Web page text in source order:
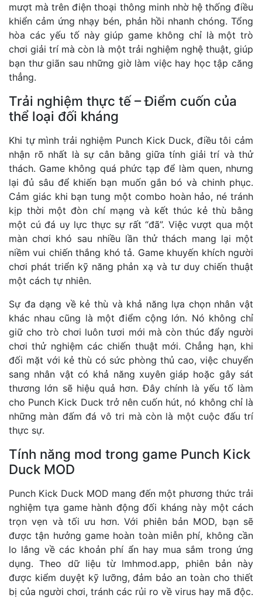
mượt mà trên điện thoại thông minh nhờ hệ thống điều
khiển cảm ứng nhạy bén, phản hồi nhanh chóng. Tổng
hòa các yếu tố này giúp game không chỉ là một trò
chơi giải trí mà còn là một trải nghiệm nghệ thuật, giúp
bạn thư giãn sau những giờ làm việc hay học tập căng
thẳng.
Trải nghiệm thực tế – Điểm cuốn của
thể loại đối kháng
Khi tự mình trải nghiệm Punch Kick Duck, điều tôi cảm
nhận rõ nhất là sự cân bằng giữa tính giải trí và thử
thách. Game không quá phức tạp để làm quen, nhưng
lại đủ sâu để khiến bạn muốn gắn bó và chinh phục.
Cảm giác khi bạn tung một combo hoàn hảo, né tránh
kịp thời một đòn chí mạng và kết thúc kẻ thù bằng
một cú đá uy lực thực sự rất “đã”. Việc vượt qua một
màn chơi khó sau nhiều lần thử thách mang lại một
niềm vui chiến thắng khó tả. Game khuyến khích người
chơi phát triển kỹ năng phản xạ và tư duy chiến thuật
một cách tự nhiên.
Sự đa dạng về kẻ thù và khả năng lựa chọn nhân vật
khác nhau cũng là một điểm cộng lớn. Nó không chỉ
giữ cho trò chơi luôn tươi mới mà còn thúc đẩy người
chơi thử nghiệm các chiến thuật mới. Chẳng hạn, khi
đối mặt với kẻ thù có sức phòng thủ cao, việc chuyển
sang nhân vật có khả năng xuyên giáp hoặc gây sát
thương lớn sẽ hiệu quả hơn. Đây chính là yếu tố làm
cho Punch Kick Duck trở nên cuốn hút, nó không chỉ là
những màn đấm đá vô tri mà còn là một cuộc đấu trí
thực sự.
Tính năng mod trong game Punch Kick
Duck MOD
Punch Kick Duck MOD mang đến một phương thức trải
nghiệm tựa game hành động đối kháng này một cách
trọn vẹn và tối ưu hơn. Với phiên bản MOD, bạn sẽ
được tận hưởng game hoàn toàn miễn phí, không cần
lo lắng về các khoản phí ẩn hay mua sắm trong ứng
dụng. Theo dữ liệu từ lmhmod.app, phiên bản này
được kiểm duyệt kỹ lưỡng, đảm bảo an toàn cho thiết
bị của người chơi, tránh các rủi ro về virus hay mã độc.